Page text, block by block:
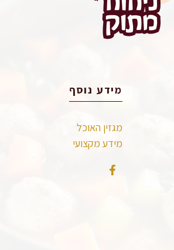
מידע נוסף
מגזין האוכל
מידע מקצועי